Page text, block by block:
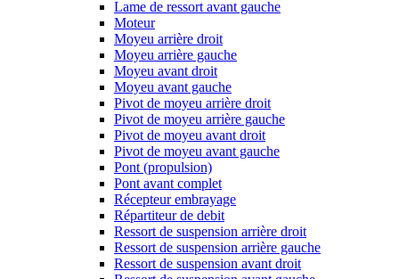
Lame de ressort avant gauche
Moteur
Moyeu arrière droit
Moyeu arrière gauche
Moyeu avant droit
Moyeu avant gauche
Pivot de moyeu arrière droit
Pivot de moyeu arrière gauche
Pivot de moyeu avant droit
Pivot de moyeu avant gauche
Pont (propulsion)
Pont avant complet
Récepteur embrayage
Répartiteur de debit
Ressort de suspension arrière droit
Ressort de suspension arrière gauche
Ressort de suspension avant droit